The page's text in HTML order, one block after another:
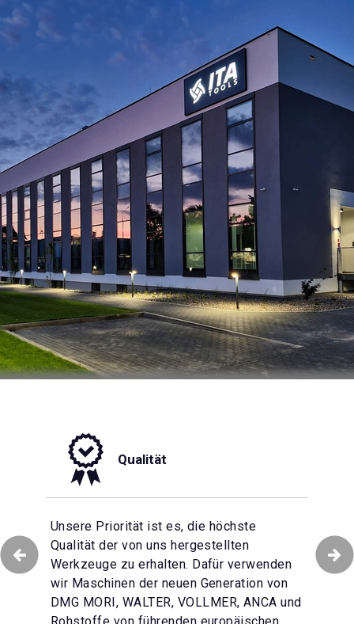
Qualität
Unsere Priorität ist es, die höchste
Qualität der von uns hergestellten
Werkzeuge zu erhalten. Dafür verwenden
wir Maschinen der neuen Generation von
DMG MORI, WALTER, VOLLMER, ANCA und
Rohstoffe von führenden europäischen
gewährleisten wir
der
Produktion von
in großem
Lager mit
Wir setzen alles daran, dass der
Kundenservice in unserem Unternehmen
auf höchstem Standard bleibt. Das
mehrsprachige Customer Service Team
unterstützt Sie mit seinem technischen